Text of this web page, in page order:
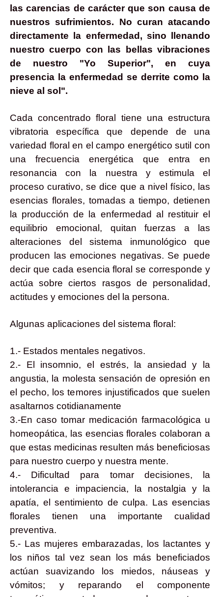
las carencias de carácter que son causa de
nuestros sufrimientos. No curan atacando
directamente la enfermedad, sino llenando
nuestro cuerpo con las bellas vibraciones
de nuestro "Yo Superior", en cuya
presencia la enfermedad se derrite como la
nieve al sol".
Cada concentrado floral tiene una estructura
vibratoria específica que depende de una
variedad floral en el campo energético sutil con
una frecuencia energética que entra en
resonancia con la nuestra y estimula el
proceso curativo, se dice que a nivel físico, las
esencias florales, tomadas a tiempo, detienen
la producción de la enfermedad al restituir el
equilibrio emocional, quitan fuerzas a las
alteraciones del sistema inmunológico que
producen las emociones negativas. Se puede
decir que cada esencia floral se corresponde y
actúa sobre ciertos rasgos de personalidad,
actitudes y emociones del la persona.
Algunas aplicaciones del sistema floral:
1.- Estados mentales negativos.
2.- El insomnio, el estrés, la ansiedad y la
angustia, la molesta sensación de opresión en
el pecho, los temores injustificados que suelen
asaltarnos cotidianamente
3.-En caso tomar medicación farmacológica u
homeopática, las esencias florales colaboran a
que estas medicinas resulten más beneficiosas
para nuestro cuerpo y nuestra mente.
4.- Dificultad para tomar decisiones, la
intolerancia e impaciencia, la nostalgia y la
apatía, el sentimiento de culpa. Las esencias
florales tienen una importante cualidad
preventiva.
5.- Las mujeres embarazadas, los lactantes y
los niños tal vez sean los más beneficiados
actúan suavizando los miedos, náuseas y
vómitos; y reparando el componente